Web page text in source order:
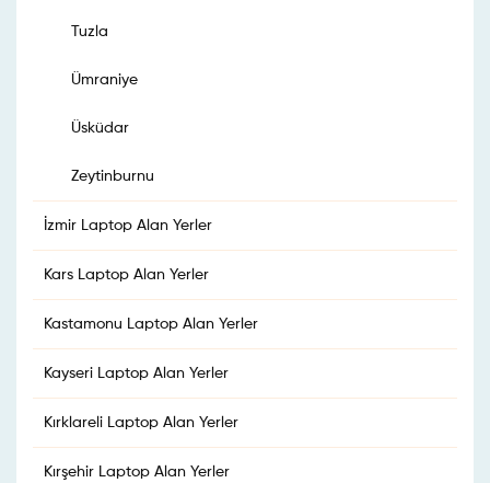
Tuzla
Ümraniye
Üsküdar
Zeytinburnu
İzmir Laptop Alan Yerler
Kars Laptop Alan Yerler
Kastamonu Laptop Alan Yerler
Kayseri Laptop Alan Yerler
Kırklareli Laptop Alan Yerler
Kırşehir Laptop Alan Yerler